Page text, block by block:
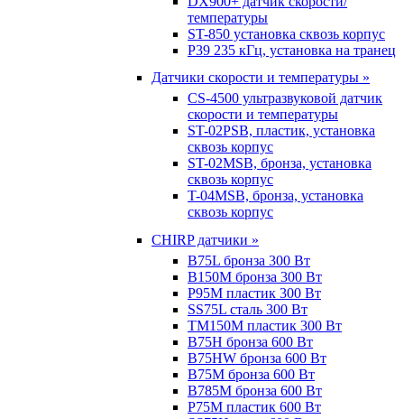
температуры
ST-850 установка сквозь корпус
P39 235 кГц, установка на транец
Датчики скорости и температуры »
CS-4500 ультразвуковой датчик
скорости и температуры
ST-02PSB, пластик, установка
сквозь корпус
ST-02MSB, бронза, установка
сквозь корпус
T-04MSB, бронза, установка
сквозь корпус
CHIRP датчики »
B75L бронза 300 Вт
B150M бронза 300 Вт
P95M пластик 300 Вт
SS75L сталь 300 Вт
TM150M пластик 300 Вт
B75H бронза 600 Вт
B75HW бронза 600 Вт
B75M бронза 600 Вт
B785M бронза 600 Вт
P75M пластик 600 Вт